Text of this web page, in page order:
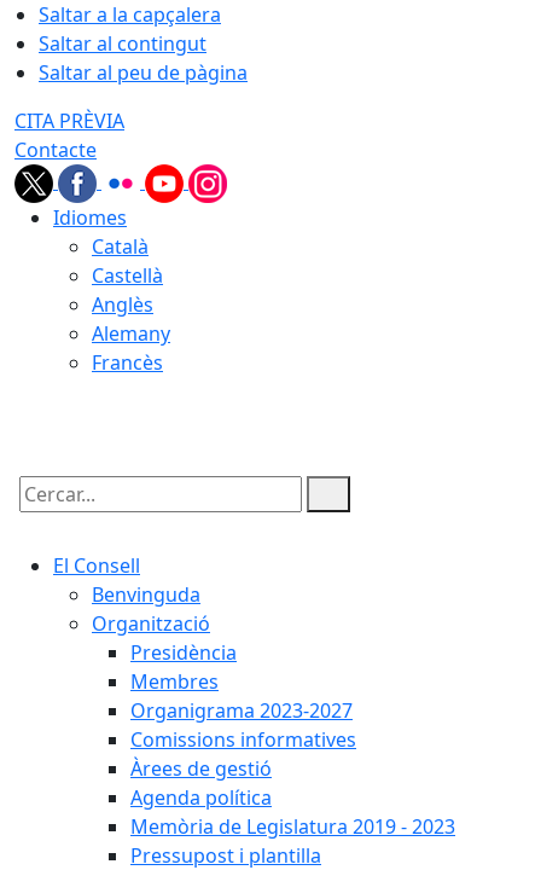
Saltar a la capçalera
Saltar al contingut
Saltar al peu de pàgina
CITA PRÈVIA
Contacte
Idiomes
Català
Castellà
Anglès
Alemany
Francès
Cercar:
El Consell
Benvinguda
Organització
Presidència
Membres
Organigrama 2023-2027
Comissions informatives
Àrees de gestió
Agenda política
Memòria de Legislatura 2019 - 2023
Pressupost i plantilla